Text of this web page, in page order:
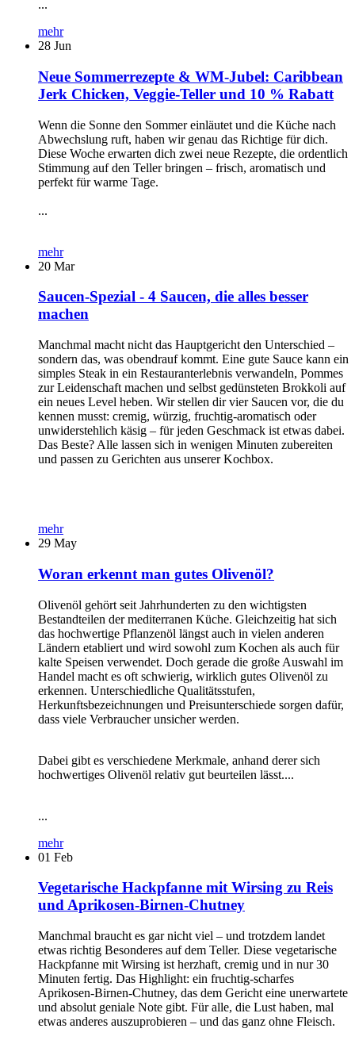
...
mehr
28 Jun
Neue Sommerrezepte & WM-Jubel: Caribbean
Jerk Chicken, Veggie-Teller und 10 % Rabatt
Wenn die Sonne den Sommer einläutet und die Küche nach
Abwechslung ruft, haben wir genau das Richtige für dich.
Diese Woche erwarten dich zwei neue Rezepte, die ordentlich
Stimmung auf den Teller bringen – frisch, aromatisch und
perfekt für warme Tage.
...
mehr
20 Mar
Saucen-Spezial - 4 Saucen, die alles besser
machen
Manchmal macht nicht das Hauptgericht den Unterschied –
sondern das, was obendrauf kommt. Eine gute Sauce kann ein
simples Steak in ein Restauranterlebnis verwandeln, Pommes
zur Leidenschaft machen und selbst gedünsteten Brokkoli auf
ein neues Level heben. Wir stellen dir vier Saucen vor, die du
kennen musst: cremig, würzig, fruchtig-aromatisch oder
unwiderstehlich käsig – für jeden Geschmack ist etwas dabei.
Das Beste? Alle lassen sich in wenigen Minuten zubereiten
und passen zu Gerichten aus unserer Kochbox.
mehr
29 May
Woran erkennt man gutes Olivenöl?
Olivenöl gehört seit Jahrhunderten zu den wichtigsten
Bestandteilen der mediterranen Küche. Gleichzeitig hat sich
das hochwertige Pflanzenöl längst auch in vielen anderen
Ländern etabliert und wird sowohl zum Kochen als auch für
kalte Speisen verwendet. Doch gerade die große Auswahl im
Handel macht es oft schwierig, wirklich gutes Olivenöl zu
erkennen. Unterschiedliche Qualitätsstufen,
Herkunftsbezeichnungen und Preisunterschiede sorgen dafür,
dass viele Verbraucher unsicher werden.
Dabei gibt es verschiedene Merkmale, anhand derer sich
hochwertiges Olivenöl relativ gut beurteilen lässt....
...
mehr
01 Feb
Vegetarische Hackpfanne mit Wirsing zu Reis
und Aprikosen-Birnen-Chutney
Manchmal braucht es gar nicht viel – und trotzdem landet
etwas richtig Besonderes auf dem Teller. Diese vegetarische
Hackpfanne mit Wirsing ist herzhaft, cremig und in nur 30
Minuten fertig. Das Highlight: ein fruchtig-scharfes
Aprikosen-Birnen-Chutney, das dem Gericht eine unerwartete
und absolut geniale Note gibt. Für alle, die Lust haben, mal
etwas anderes auszuprobieren – und das ganz ohne Fleisch.